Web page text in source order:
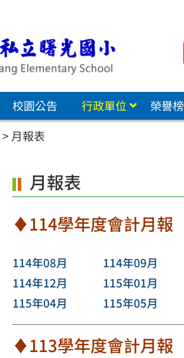
校園公告 行政單位 榮譽榜
> 月報表
月報表
♦114學年度會計月報
114年08月 114年09月
114年12月
115年01月
115年04月
115年05月
♦113學年度會計月報